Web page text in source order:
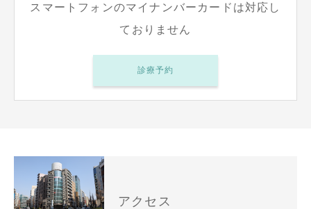
スマートフォンのマイナンバーカードは対応し
ておりません
診療予約
アクセス